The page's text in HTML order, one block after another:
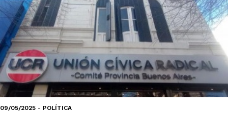
09/05/2025 - POLÍTICA